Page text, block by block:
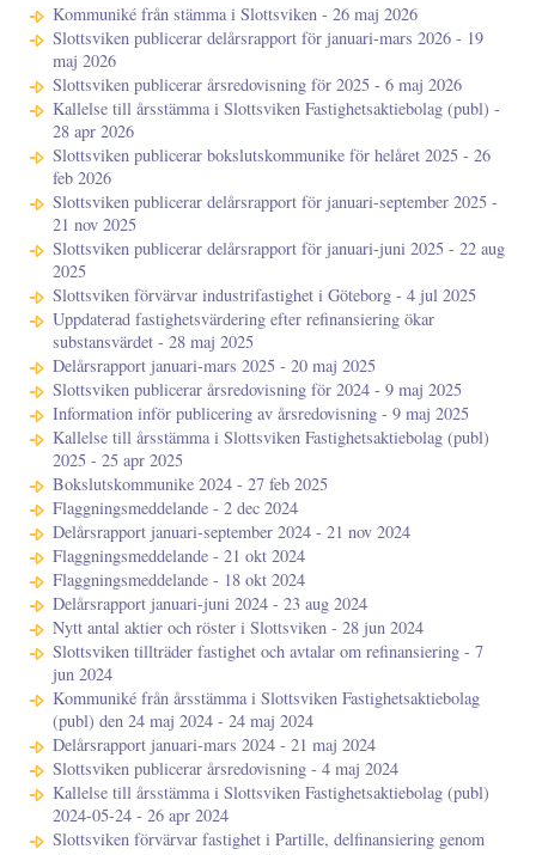
Kommuniké från stämma i Slottsviken - 26 maj 2026
Slottsviken publicerar delårsrapport för januari-mars 2026 - 19
maj 2026
Slottsviken publicerar årsredovisning för 2025 - 6 maj 2026
Kallelse till årsstämma i Slottsviken Fastighetsaktiebolag (publ) -
28 apr 2026
Slottsviken publicerar bokslutskommunike för helåret 2025 - 26
feb 2026
Slottsviken publicerar delårsrapport för januari-september 2025 -
21 nov 2025
Slottsviken publicerar delårsrapport för januari-juni 2025 - 22 aug
2025
Slottsviken förvärvar industrifastighet i Göteborg - 4 jul 2025
Uppdaterad fastighetsvärdering efter refinansiering ökar
substansvärdet - 28 maj 2025
Delårsrapport januari-mars 2025 - 20 maj 2025
Slottsviken publicerar årsredovisning för 2024 - 9 maj 2025
Information inför publicering av årsredovisning - 9 maj 2025
Kallelse till årsstämma i Slottsviken Fastighetsaktiebolag (publ)
2025 - 25 apr 2025
Bokslutskommunike 2024 - 27 feb 2025
Flaggningsmeddelande - 2 dec 2024
Delårsrapport januari-september 2024 - 21 nov 2024
Flaggningsmeddelande - 21 okt 2024
Flaggningsmeddelande - 18 okt 2024
Delårsrapport januari-juni 2024 - 23 aug 2024
Nytt antal aktier och röster i Slottsviken - 28 jun 2024
Slottsviken tillträder fastighet och avtalar om refinansiering - 7
jun 2024
Kommuniké från årsstämma i Slottsviken Fastighetsaktiebolag
(publ) den 24 maj 2024 - 24 maj 2024
Delårsrapport januari-mars 2024 - 21 maj 2024
Slottsviken publicerar årsredovisning - 4 maj 2024
Kallelse till årsstämma i Slottsviken Fastighetsaktiebolag (publ)
2024-05-24 - 26 apr 2024
Slottsviken förvärvar fastighet i Partille, delfinansiering genom